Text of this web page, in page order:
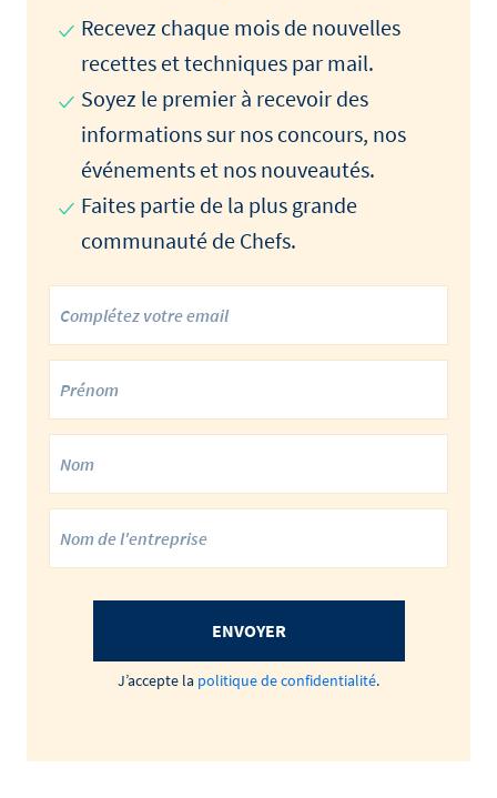
Recevez chaque mois de nouvelles
recettes et techniques par mail.
Soyez le premier à recevoir des
informations sur nos concours, nos
événements et nos nouveautés.
Faites partie de la plus grande
communauté de Chefs.
ENVOYER
J’accepte la politique de confidentialité.